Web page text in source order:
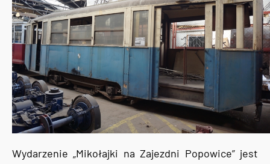
Wydarzenie „Mikołajki na Zajezdni Popowice” jest